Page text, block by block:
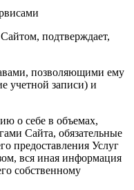
подтверждает,
позволяющими ему
учетной записи) и
о себе в объемах,
Сайта, обязательные
предоставления Услуг
вся иная информация
собственному